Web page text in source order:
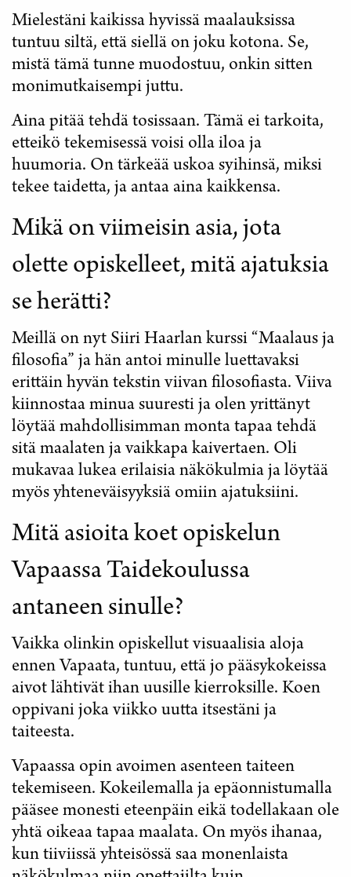
Mielestäni kaikissa hyvissä maalauksissa
tuntuu siltä, että siellä on joku kotona. Se,
mistä tämä tunne muodostuu, onkin sitten
monimutkaisempi juttu.
Aina pitää tehdä tosissaan. Tämä ei tarkoita,
etteikö tekemisessä voisi olla iloa ja
huumoria. On tärkeää uskoa syihinsä, miksi
tekee taidetta, ja antaa aina kaikkensa.
Mikä on viimeisin asia, jota
olette opiskelleet, mitä ajatuksia
se herätti?
Meillä on nyt Siiri Haarlan kurssi “Maalaus ja
filosofia” ja hän antoi minulle luettavaksi
erittäin hyvän tekstin viivan filosofiasta. Viiva
kiinnostaa minua suuresti ja olen yrittänyt
löytää mahdollisimman monta tapaa tehdä
sitä maalaten ja vaikkapa kaivertaen. Oli
mukavaa lukea erilaisia näkökulmia ja löytää
myös yhteneväisyyksiä omiin ajatuksiini.
Mitä asioita koet opiskelun
Vapaassa Taidekoulussa
antaneen sinulle?
Vaikka olinkin opiskellut visuaalisia aloja
ennen Vapaata, tuntuu, että jo pääsykokeissa
aivot lähtivät ihan uusille kierroksille. Koen
oppivani joka viikko uutta itsestäni ja
taiteesta.
Vapaassa opin avoimen asenteen taiteen
tekemiseen. Kokeilemalla ja epäonnistumalla
pääsee monesti eteenpäin eikä todellakaan ole
yhtä oikeaa tapaa maalata. On myös ihanaa,
kun tiiviissä yhteisössä saa monenlaista